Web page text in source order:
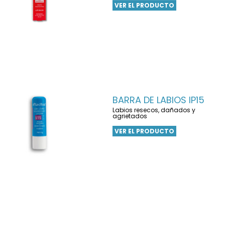
VER EL PRODUCTO
BARRA DE LABIOS IP15
Labios resecos, dañados y
agrietados
VER EL PRODUCTO